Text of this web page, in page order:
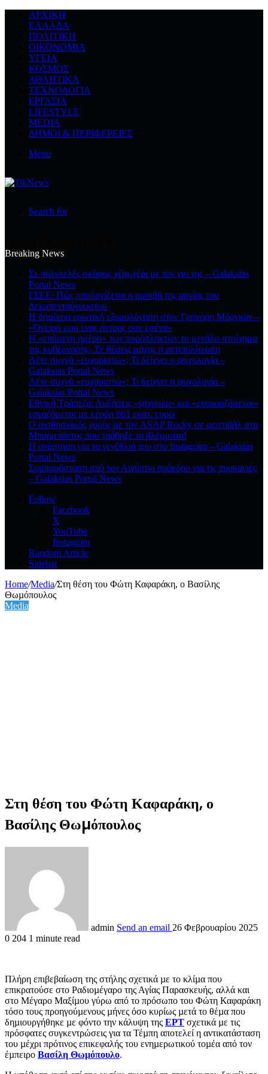
ΑΡΧΙΚΉ
ΕΛΛΆΔΑ
ΠΟΛΙΤΙΚΉ
ΟΙΚΟΝΟΜΊΑ
ΥΓΕΊΑ
ΚΌΣΜΟΣ
ΑΘΛΗΤΙΚΆ
ΤΕΧΝΟΛΟΓΙΆ
ΕΡΓΑΣΊΑ
LIFESTYLE
MEDIA
ΔΉΜΟΙ & ΠΕΡΙΦΈΡΕΙΕΣ
Menu
Search for
Breaking News
Σε πολυτελές σκάφος χέρι-χέρι με τον γιο της – Galaksias
Portal News
ΓΣΕΕ: Πώς υπολογίζεται η αμοιβή της αργίας του
Δεκαπενταύγουστου
Η δημόσια ερωτική εξομολόγηση στον Γρηγόρη Μόργκαν –
«Όνειρό μου ένας άντρας σαν εσένα»
Η «επόμενη ημέρα» των πυρόπληκτων το μεγάλο στοίχημα
της κυβέρνησης- Σε θέσεις μάχης η αντιπολίτευση
Λέτε συχνά «ευχαριστώ»; Τι δείχνει η ψυχολογία –
Galaksias Portal News
Λέτε συχνά «ευχαριστώ»; Τι δείχνει η ψυχολογία –
Galaksias Portal News
Εθνική Τράπεζα: Αυξήσεις «ψίχουλα» και «ενοικιαζόμενοι»
εργαζόμενοι με κέρδη 661 εκατ. ευρώ
Ο αισθησιακός χορός με τον ASAP Rocky σε φεστιβάλ στα
Μπαρμπάντος που τράβηξε τα βλέμματα!
Η ανάρτηση για τα γενέθλιά του στο Instagram – Galaksias
Portal News
Συμπαράσταση από τον Αιγύπτιο πρόεδρο για τις πυρκαγιές
– Galaksias Portal News
Follow
Facebook
X
YouTube
Instagram
Random Article
Sidebar
Home/Media/Στη θέση του Φώτη Καφαράκη, ο Βασίλης
Θωµόπουλος
Media
Στη θέση του Φώτη Καφαράκη, ο
Βασίλης Θωµόπουλος
admin Send an email 26 Φεβρουαρίου 2025
0 204 1 minute read
Πλήρη επιβεβαίωση της στήλης σχετικά µε το κλίµα που
επικρατούσε στο Ραδιοµέγαρο της Αγίας Παρασκευής, αλλά και
στο Μέγαρο Μαξίµου γύρω από το πρόσωπο του Φώτη Καφαράκη
τόσο τους προηγούµενους µήνες όσο κυρίως µετά το θέµα που
δηµιουργήθηκε µε φόντο την κάλυψη της ΕΡΤ σχετικά µε τις
πρόσφατες συγκεντρώσεις για τα Τέµπη αποτελεί η αντικατάσταση
του µέχρι πρότινος επικεφαλής του ενηµερωτικού τοµέα από τον
έµπειρο Βασίλη Θωµόπουλο.